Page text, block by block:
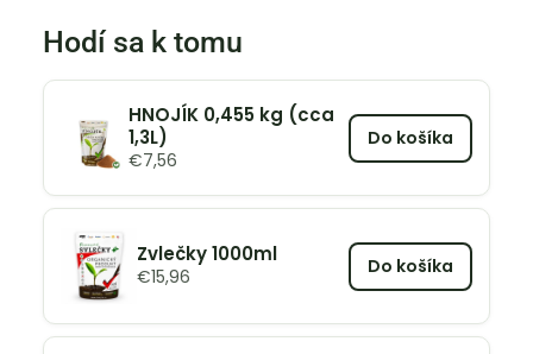
Hodí sa k tomu
HNOJÍK 0,455 kg (cca
1,3L)
€7,56
Do košíka
Zvlečky 1000ml
€15,96 Do košíka